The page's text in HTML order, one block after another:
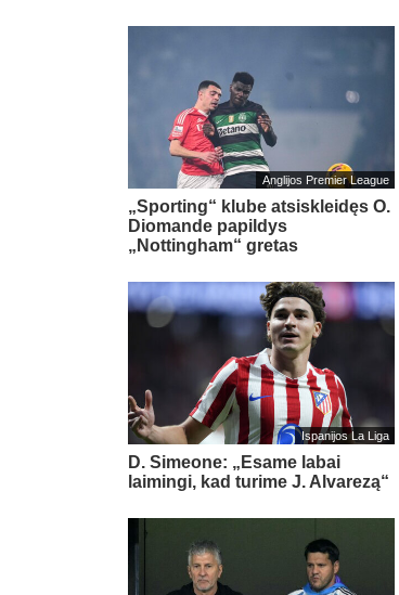
Anglijos Premier League
„Sporting“ klube atsiskleidęs O.
Diomande papildys
„Nottingham“ gretas
Ispanijos La Liga
D. Simeone: „Esame labai
laimingi, kad turime J. Alvarezą“